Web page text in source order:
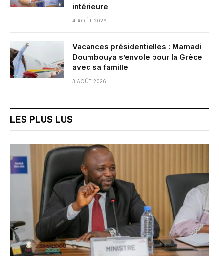
intérieure
4 AOÛT 2026
Vacances présidentielles : Mamadi
Doumbouya s’envole pour la Grèce
avec sa famille
3 AOÛT 2026
LES PLUS LUS